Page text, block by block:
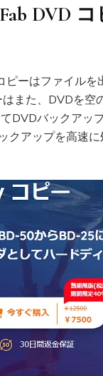
DVD
ピーはファイル
また、DVDを空
DVDバックアッ
クアップを高速